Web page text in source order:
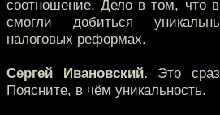
соотношение. Дело в том, что
смогли добиться
налоговых реформах.
Сергей Ивановский. Это
Поясните, в чём уникальность.